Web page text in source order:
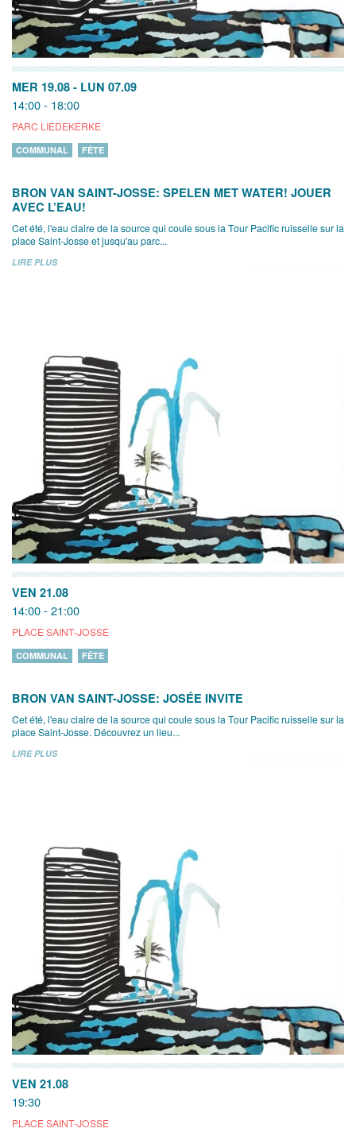
MER 19.08 - LUN 07.09
14:00 - 18:00
PARC LIEDEKERKE
COMMUNAL FÊTE
BRON VAN SAINT-JOSSE: SPELEN MET WATER! JOUER
AVEC L’EAU!
Cet été, l'eau claire de la source qui coule sous la Tour Pacific ruisselle sur la
place Saint-Josse et jusqu'au parc...
LIRE PLUS
VEN 21.08
14:00 - 21:00
PLACE SAINT-JOSSE
COMMUNAL FÊTE
BRON VAN SAINT-JOSSE: JOSÉE INVITE
Cet été, l'eau claire de la source qui coule sous la Tour Pacific ruisselle sur la
place Saint-Josse. Découvrez un lieu...
LIRE PLUS
VEN 21.08
19:30
PLACE SAINT-JOSSE